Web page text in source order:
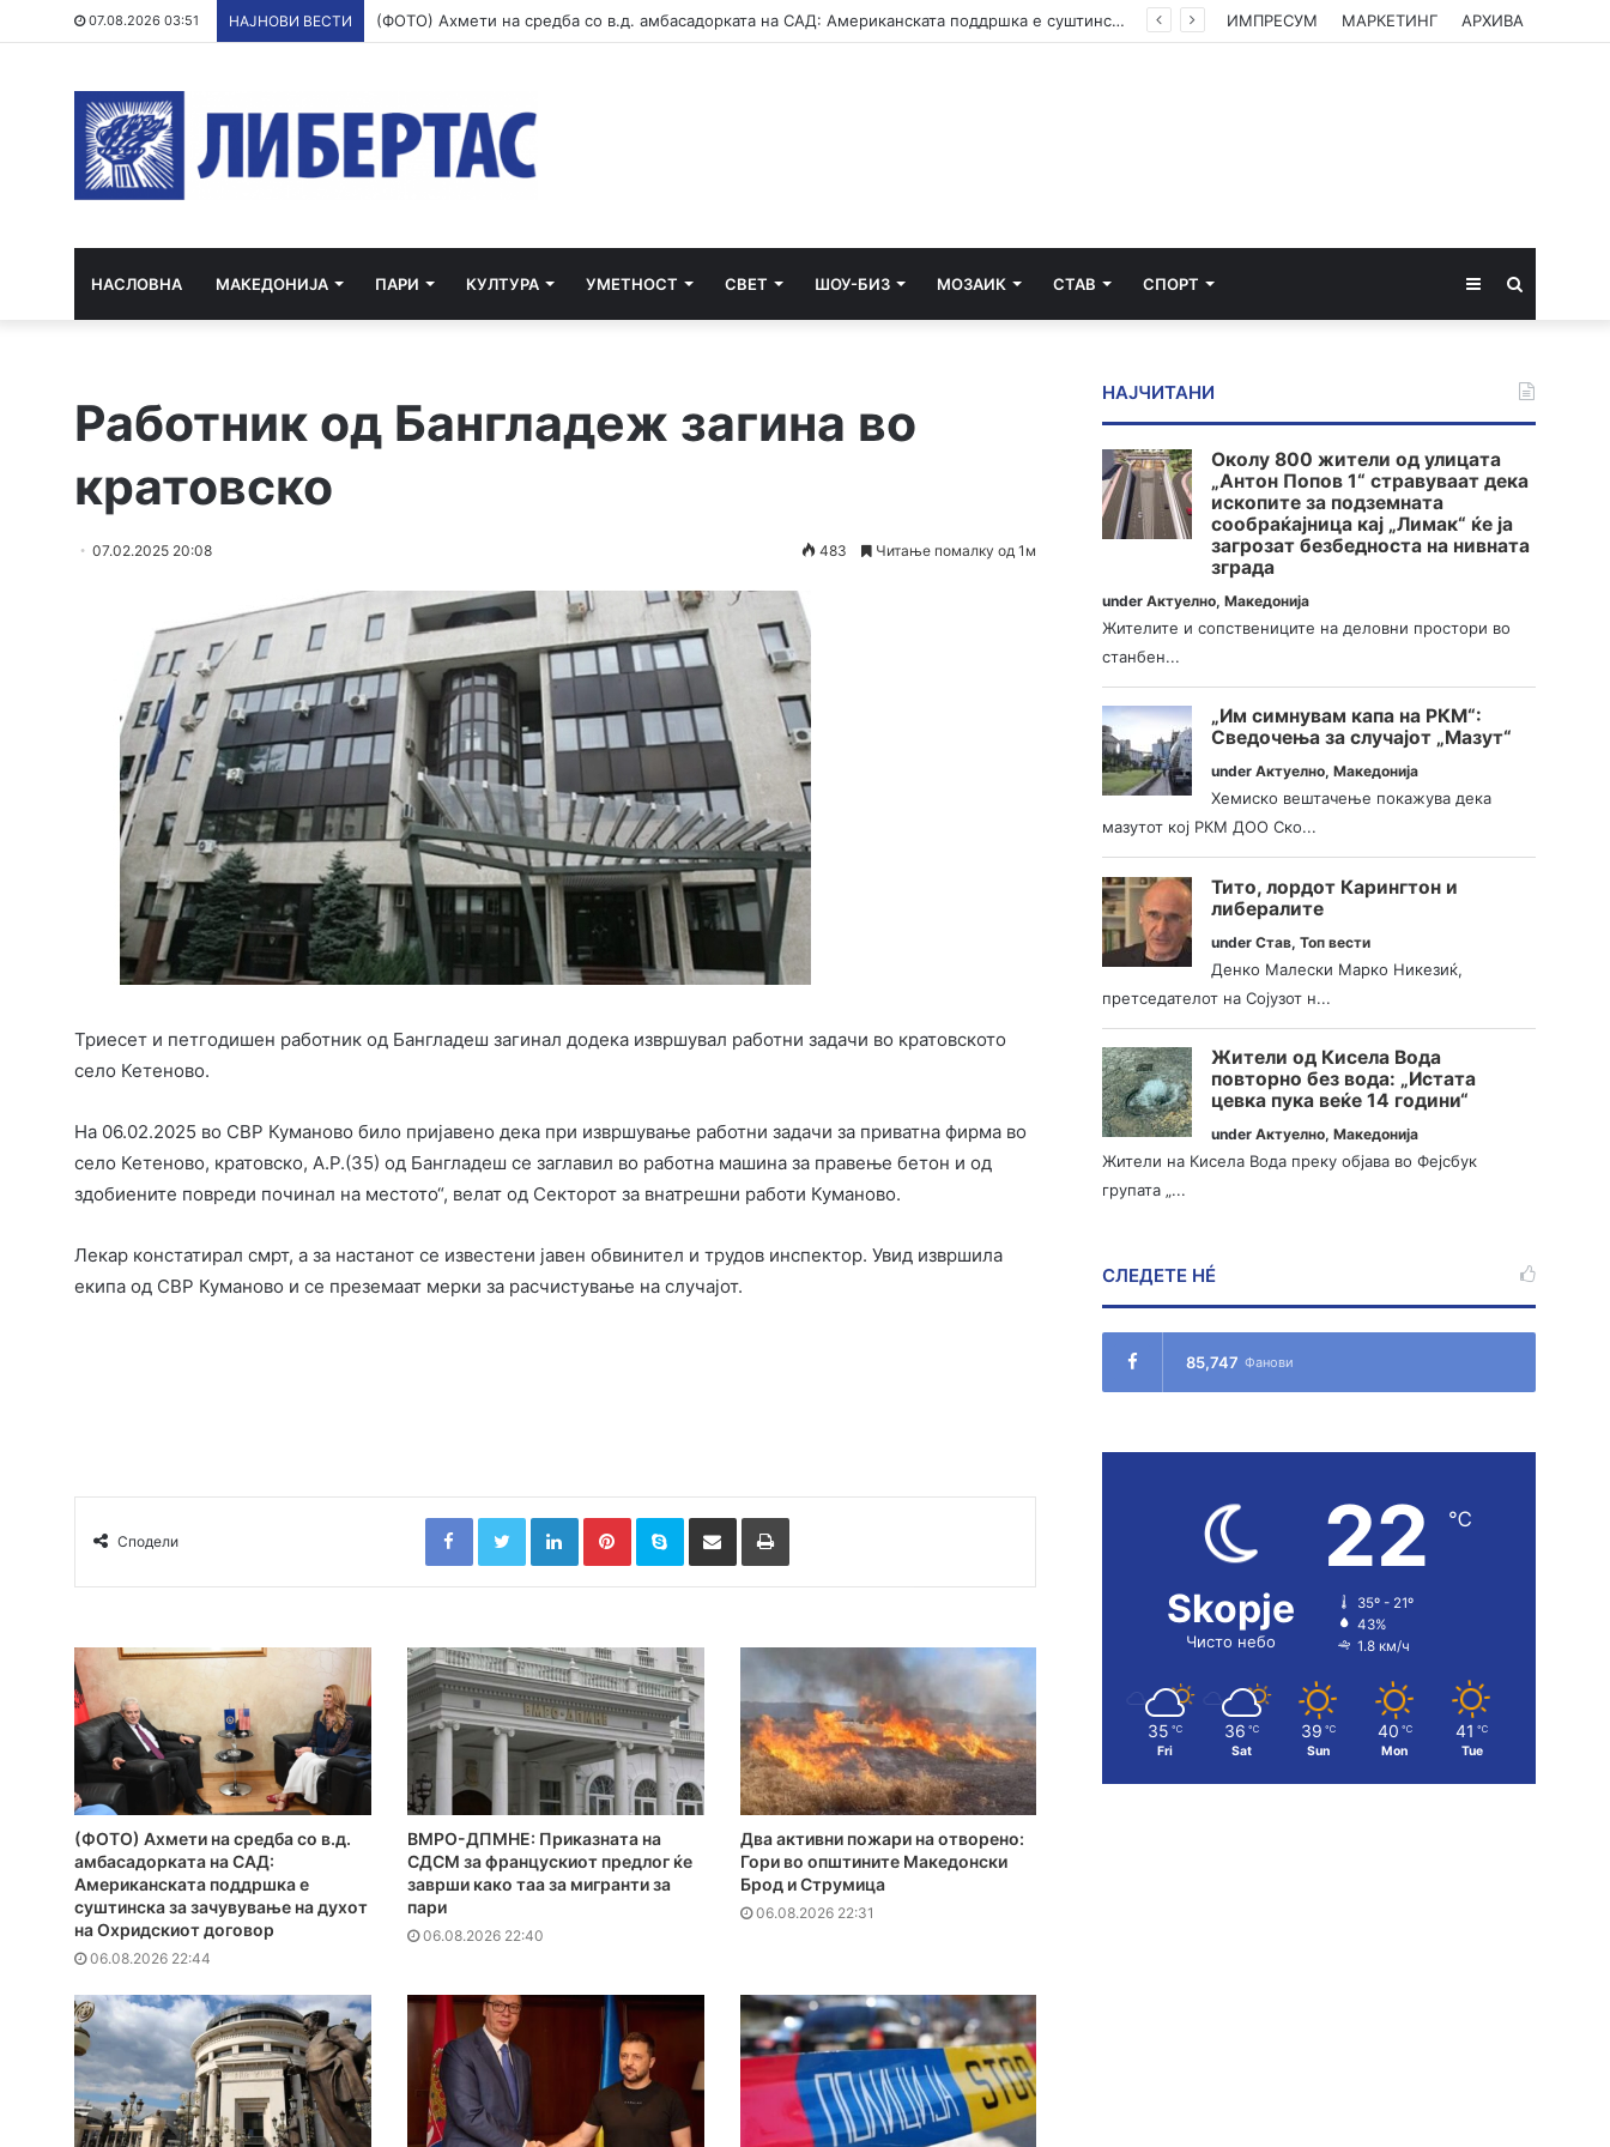
07.08.2026 03:51 НАЈНОВИ ВЕСТИ (ФОТО) Ахмети на средба со в.д. амбасадорката на САД: Американската поддршка е суштинска за зачувување на духот на Охридскиот договор ИМПРЕСУМ МАРКЕТИНГ АРХИВА
НАСЛОВНА МАКЕДОНИЈА ПАРИ КУЛТУРА УМЕТНОСТ СВЕТ ШОУ-БИЗ МОЗАИК СТАВ СПОРТ Sidebar
Работник од Бангладеж загина во
кратовско
07.02.2025 20:08 483 Читање помалку од 1м
Триесет и петгодишен работник од Бангладеш загинал додека извршувал работни задачи во кратовското
село Кетеново.
На 06.02.2025 во СВР Куманово било пријавено дека при извршување работни задачи за приватна фирма во
село Кетеново, кратовско, А.Р.(35) од Бангладеш се заглавил во работна машина за правење бетон и од
здобиените повреди починал на местото“, велат од Секторот за внатрешни работи Куманово.
Лекар констатирал смрт, а за настанот се известени јавен обвинител и трудов инспектор. Увид извршила
екипа од СВР Куманово и се преземаат мерки за расчистување на случајот.
Сподели
FacebookTwitterLinkedInPinterestSkype Сподели преку Е-маил Испринтај
(ФОТО) Ахмети на средба со в.д.
амбасадорката на САД:
Американската поддршка е
суштинска за зачувување на духот
на Охридскиот договор
06.08.2026 22:44
ВМРО-ДПМНЕ: Приказната на
СДСМ за францускиот предлог ќе
заврши како таа за мигранти за
пари
06.08.2026 22:40
Два активни пожари на отворено:
Гори во општините Македонски
Брод и Струмица
06.08.2026 22:31
НАЈЧИТАНИ
Околу 800 жители од улицата
„Антон Попов 1“ стравуваат дека
ископите за подземната
сообраќајница кај „Лимак“ ќе ја
загрозат безбедноста на нивната
зграда
underАктуелно,Македонија
Жителите и сопствениците на деловни простори во
станбен...
„Им симнувам капа на РКМ“:
Сведочења за случајот „Мазут“
underАктуелно,Македонија
Хемиско вештачење покажува дека
мазутот кој РКМ ДОО Ско...
Тито, лордот Карингтон и
либералите
underСтав,Топ вести
Денко Малески Марко Никезиќ,
претседателот на Сојузот н...
Жители од Кисела Вода
повторно без вода: „Истата
цевка пука веќе 14 години“
underАктуелно,Македонија
Жители на Кисела Вода преку објава во Фејсбук
групата „...
СЛЕДЕТЕ НÉ
85,747 Фанови
Skopje
Чисто небо
22 ℃
35º - 21º
43%
1.8 км/ч
35 ℃
Fri
36 ℃
Sat
39 ℃
Sun
40 ℃
Mon
41 ℃
Tue